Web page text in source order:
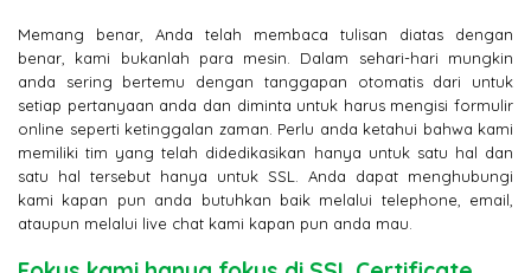
Memang benar, Anda telah membaca tulisan diatas dengan
benar, kami bukanlah para mesin. Dalam sehari-hari mungkin
anda sering bertemu dengan tanggapan otomatis dari untuk
setiap pertanyaan anda dan diminta untuk harus mengisi formulir
online seperti ketinggalan zaman. Perlu anda ketahui bahwa kami
memiliki tim yang telah didedikasikan hanya untuk satu hal dan
satu hal tersebut hanya untuk SSL. Anda dapat menghubungi
kami kapan pun anda butuhkan baik melalui telephone, email,
ataupun melalui live chat kami kapan pun anda mau.